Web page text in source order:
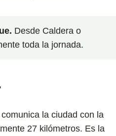
Desde Caldera o
toda la jornada.
la ciudad con la
27 kilómetros. Es la